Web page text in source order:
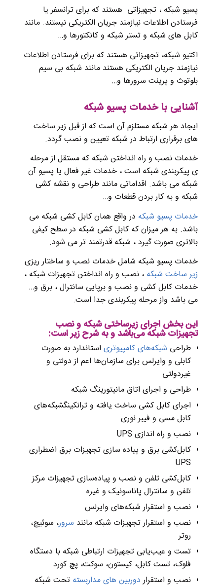
پسیو شبکه ، تجهیزاتی هستند که برای ترانسفر یا
فرستادن اطلاعات نیازمند جریان الکتریکی نیستند. مانند
کابل های شبکه و تستر شبکه و کانکتورها و…
اکتیو شبکه، تجهیزاتی هستند که برای فرستادن اطلاعات
نیازمند جریان الکتریکی هستند مانند شبکه بی سیم
بلوتوث و پرینت سرورها و…
آشنایی با خدمات پسیو شبکه
ایجاد هر شبکه مستلزم آن است که از قبل زیر ساخت
های برقراری ارتباط در شبکه تعیین و نصب گردد.
خدمات نصب و راه انداختن شبکه که مستقل از مرحله
ی پیکربندی شبکه است ، خدمات غیر فعال یا پسیو آن
شبکه می باشد. اقداماتی مانند طراحی و نقشه کشی
شبکه و به کار بردن قطعات و…
خدمات پسیو شبکه در واقع همان کابل کشی شبکه می
باشد. به هر میزان که کابل کشی شبکه در سطح کیفی
بالاتری صورت گیرد ، شبکه قدرتمند تر می شود.
خدمات پسیو شبکه شامل خدمات نصب و ساختار ریزی
زیر ساخت شبکه ، نصب و راه انداختن تجهیزات شبکه ،
خدمات کابل کشی و نصب و برپایی سانترال ، برق و…
می باشد واز مرحله پیکربندی جدا است.
این بخش اجرای زیرساختی شبکه و نصب
تجهیزات شبکه می‌باشد و به شرح زیر است:
طراحی شبکه‌های کامپیوتری استاندارد به صورت
کابلی و وایرلس برای سازمان‌ها اعم از دولتی و
غیردولتی
طراحی و اجرای اتاق مانیتورینگ شبکه
اجرای کابل کشی ساخت یافته و ترانکینگشبکه‌های
کابل مسی و فیبر نوری
نصب و راه اندازی UPS
کابل‌کشی برق و پیاده سازی تجهیزات برق اضطراری
UPS
کابل‌کشی تلفن و نصب و پیاده‌سازی تجهیزات مرکز
تلفن و سانترال پاناسونیک و غیره
نصب و استقرار شبکه‌های وایرلس
نصب و استقرار تجهیزات شبکه مانند سرور، سوئیچ،
روتر
تست و عیب‌یابی تجهیزات ارتباطی شبکه با دستگاه
فلوک، تست کابل، کیستون، سوکت، پچ کورد
نصب و استقراردوربین های مداربسته تحت شبکه